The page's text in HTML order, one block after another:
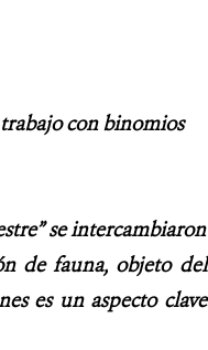
con binomios
se intercambiaron
de fauna, objeto del
es un aspecto clave